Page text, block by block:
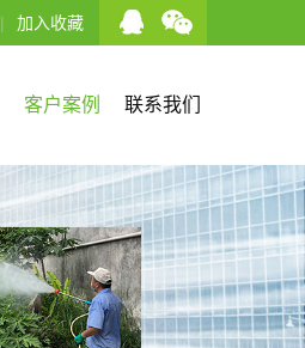
| 加入收藏
客户案例 联系我们